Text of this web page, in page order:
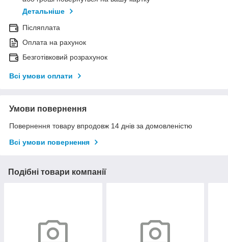
Детальніше
Післяплата
Оплата на рахунок
Безготівковий розрахунок
Всі умови оплати
Умови повернення
Повернення товару впродовж 14 днів за домовленістю
Всі умови повернення
Подібні товари компанії